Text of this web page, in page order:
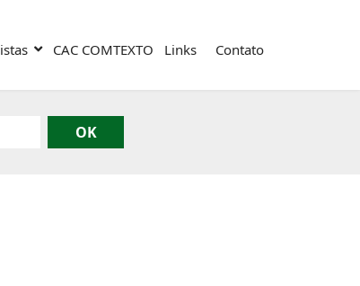
CAC COMTEXTO Links Contato